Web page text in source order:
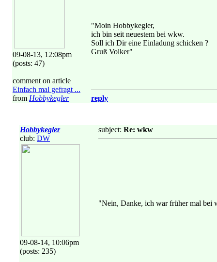
09-08-13, 12:08pm
(posts: 47)
comment on article
Einfach mal gefragt ...
from Hobbykegler
"Moin Hobbykegler,
ich bin seit neuestem bei wkw.
Soll ich Dir eine Einladung schicken ?
Gruß Volker"
reply
Hobbykegler
club: DW
09-08-14, 10:06pm
(posts: 235)
subject: Re: wkw
"Nein, Danke, ich war früher mal bei